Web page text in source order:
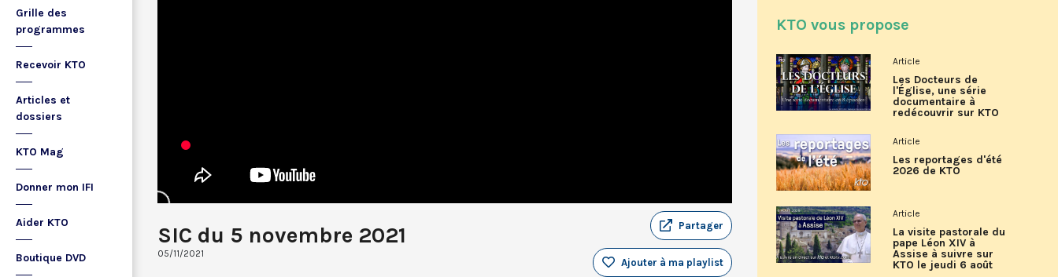
Grille des
programmes
Recevoir KTO
Articles et
dossiers
KTO Mag
Donner mon IFI
Aider KTO
Boutique DVD
SIC du 5 novembre 2021
05/11/2021
Partager
Ajouter à ma playlist
KTO vous propose
Article
Les Docteurs de
l'Église, une série
documentaire à
redécouvrir sur KTO
Article
Les reportages d'été
2026 de KTO
Article
La visite pastorale du
pape Léon XIV à
Assise à suivre sur
KTO le jeudi 6 août